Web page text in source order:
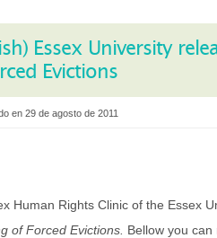
Essex University
Evictions
en 29 de agosto de 2011
Human Rights Clinic of the Essex
of Forced Evictions. Bellow you